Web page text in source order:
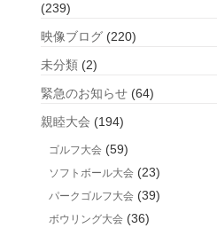
(239)
映像ブログ (220)
未分類 (2)
緊急のお知らせ (64)
親睦大会 (194)
ゴルフ大会 (59)
ソフトボール大会 (23)
パークゴルフ大会 (39)
ボウリング大会 (36)